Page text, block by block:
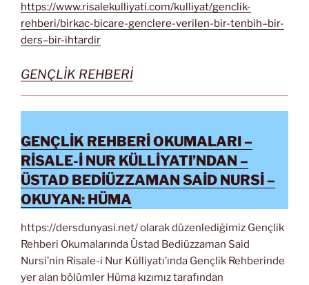
https://www.risalekulliyati.com/kulliyat/genclik-
rehberi/birkac-bicare-genclere-verilen-bir-tenbih–bir-
ders–bir-ihtardir
GENÇLİK REHBERİ
GENÇLİK REHBERİ OKUMALARI –
RİSALE-İ NUR KÜLLİYATI’NDAN –
ÜSTAD BEDİÜZZAMAN SAİD NURSİ –
OKUYAN: HÜMA
https://dersdunyasi.net/ olarak düzenlediğimiz Gençlik
Rehberi Okumalarında Üstad Bediüzzaman Said
Nursi’nin Risale-i Nur Külliyatı’ında Gençlik Rehberinde
yer alan bölümler Hüma kızımız tarafından